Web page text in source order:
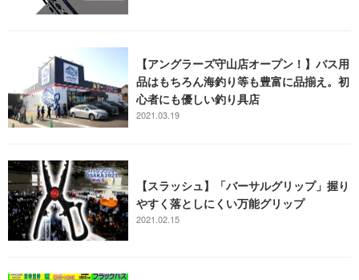
【アングラーズ守山店オープン！】バス用
品はもちろん海釣り等も豊富に品揃え。初
心者にも優しい釣り具店
2021.03.19
【スラッシュ】「バーサルグリップ」握り
やすく落としにくい万能グリップ
2021.02.15